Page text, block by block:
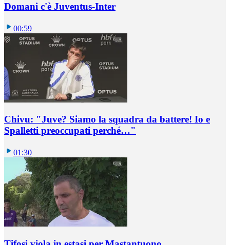
Domani c'è Juventus-Inter
00:59
Chivu: "Juve? Siamo la squadra da battere! Io e
Spalletti preoccupati perché…"
01:30